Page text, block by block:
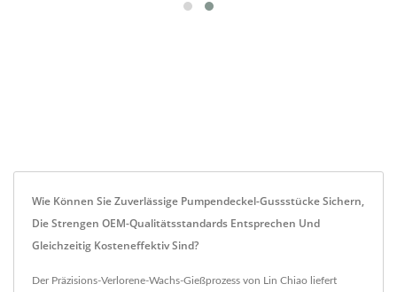
Wie Können Sie Zuverlässige Pumpendeckel-Gussstücke Sichern,
Die Strengen OEM-Qualitätsstandards Entsprechen Und
Gleichzeitig Kosteneffektiv Sind?
Der Präzisions-Verlorene-Wachs-Gießprozess von Lin Chiao liefert